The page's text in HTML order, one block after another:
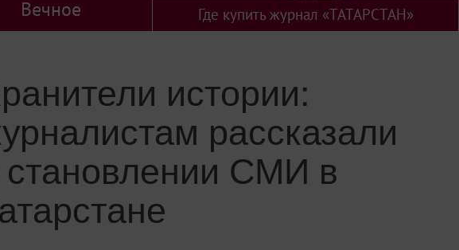
Вечное Где купить журнал «ТАТАРСТАН»
истории:
рассказали
СМИ в